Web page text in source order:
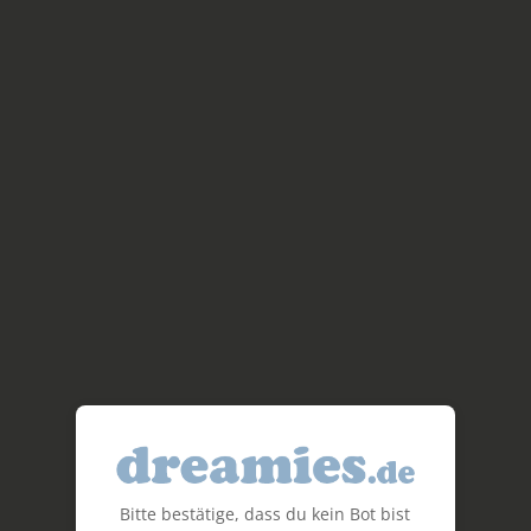
Bitte bestätige, dass du kein Bot bist